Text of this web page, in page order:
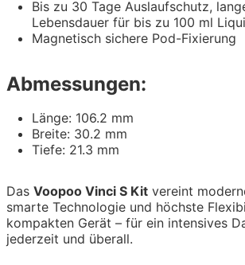
Bis zu 30 Tage Auslaufschutz,
Lebensdauer für bis zu 100 ml
Magnetisch sichere Pod-Fixierung
Abmessungen:
Länge: 106.2 mm
Breite: 30.2 mm
Tiefe: 21.3 mm
Das Voopoo Vinci S Kit vereint
smarte Technologie und höchste
kompakten Gerät – für ein intensives
jederzeit und überall.